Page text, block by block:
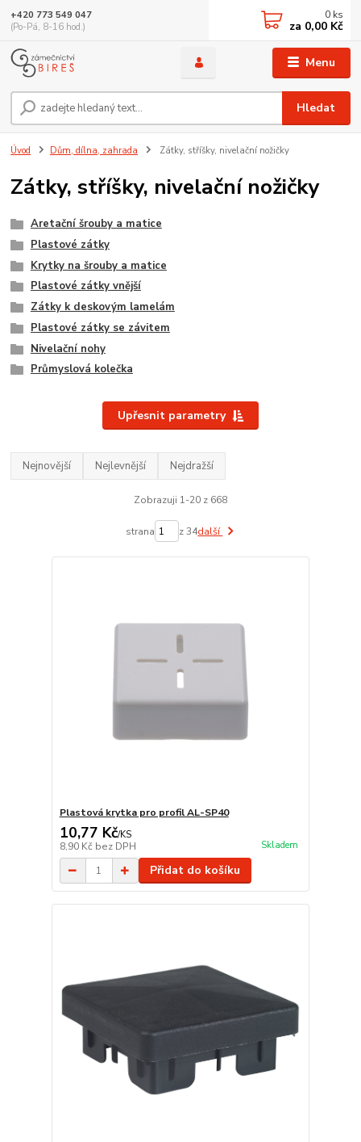
Menu
Hledat
+420 773 549 047
(Po-Pá, 8-16 hod.)
0 ks
za 0,00 Kč
Úvod Dům, dílna, zahrada Zátky, stříšky, nivelační nožičky
Zátky, stříšky, nivelační nožičky
Aretační šrouby a matice
Plastové zátky
Krytky na šrouby a matice
Plastové zátky vnější
Zátky k deskovým lamelám
Plastové zátky se závitem
Nivelační nohy
Průmyslová kolečka
Upřesnit parametry
Nejnovější Nejlevnější Nejdražší
Zobrazuji 1-20 z 668
strana z 34další
Plastová krytka pro profil AL-SP40
10,77 Kč/KS
8,90 Kč bez DPH Skladem
Přidat do košíku